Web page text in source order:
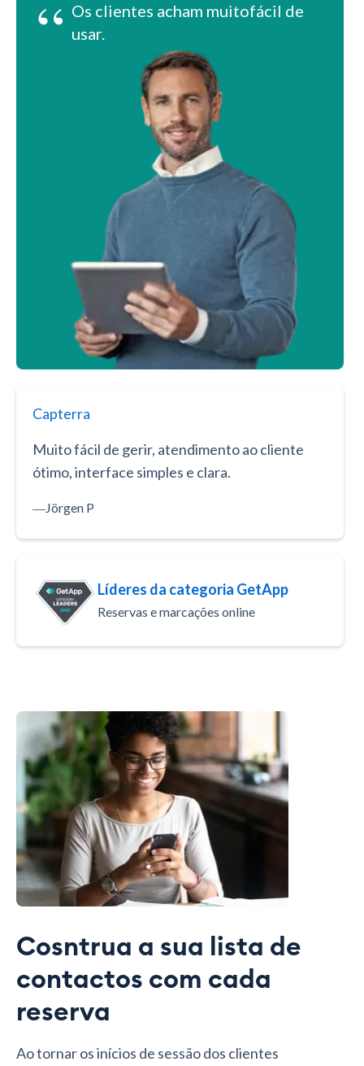
“ Os clientes acham muitofácil de
usar.
Capterra
Muito fácil de gerir, atendimento ao cliente
ótimo, interface simples e clara.
―Jörgen P
Líderes da categoria GetApp
Reservas e marcações online
Cosntrua a sua lista de
contactos com cada
reserva
Ao tornar os inícios de sessão dos clientes